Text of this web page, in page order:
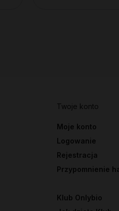
Twoje konto
Moje konto
Logowanie
Rejestracja
Przypomnienie
Klub Onlybio